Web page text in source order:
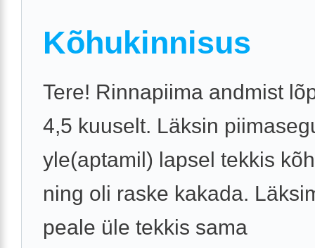
Kõhukinnisus
Tere! Rinnapiima andmist
4,5 kuuselt. Läksin
yle(aptamil) lapsel tekkis
ning oli raske kakada.
peale üle tekkis sama